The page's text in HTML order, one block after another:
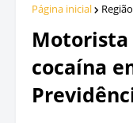
Página inicial Região
Motorista
cocaína